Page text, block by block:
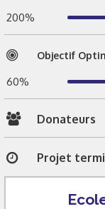
200%
Objectif
60%
Donateurs
Projet